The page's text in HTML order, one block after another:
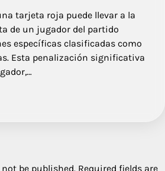
tarjeta roja puede llevar a la
de un jugador del partido
específicas clasificadas como
Esta penalización significativa
be published. Required fields are